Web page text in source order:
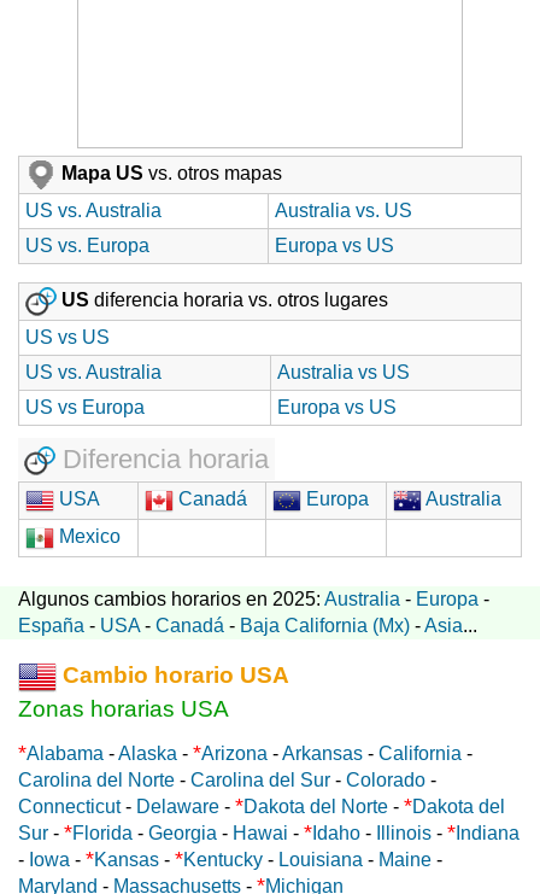
Mapa US vs. otros mapas
US vs. Australia
Australia vs. US
US vs. Europa
Europa vs US
US diferencia horaria vs. otros lugares
US vs US
US vs. Australia
Australia vs US
US vs Europa
Europa vs US
Diferencia horaria
USA Canadá Europa
Australia
Mexico
Algunos cambios horarios en 2025: Australia - Europa -
España - USA- Canadá - Baja California (Mx) -Asia...
Cambio horario USA
Zonas horarias USA
*Alabama -Alaska - *Arizona -Arkansas - California -
Carolina del Norte - Carolina del Sur - Colorado -
Connecticut- Delaware - *Dakota del Norte - *Dakota del
Sur - *Florida - Georgia - Hawai - * Idaho - Illinois - * Indiana
- Iowa - *Kansas - *Kentucky - Louisiana - Maine -
Maryland - Massachusetts - *Michigan